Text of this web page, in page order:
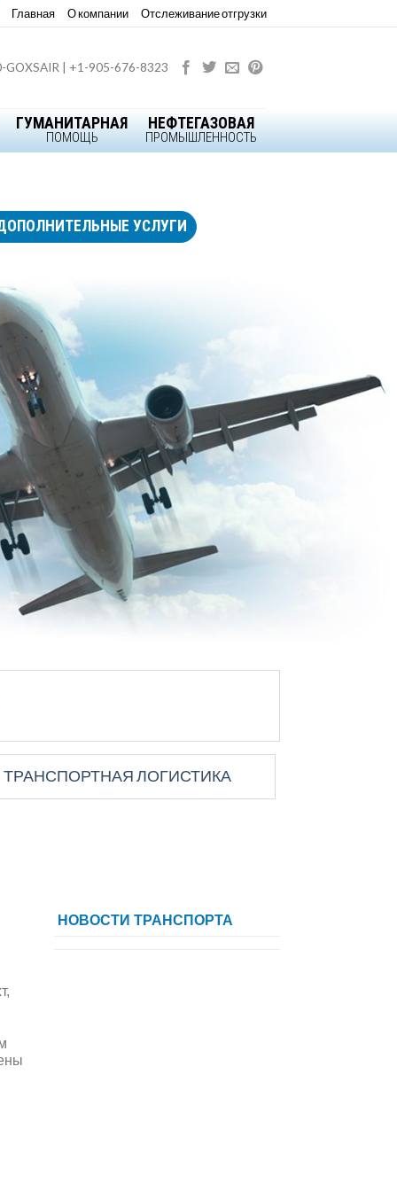
Главная О компании Отслеживание отгрузки
GOXSAIR | +1-905-676-8323
ГУМАНИТАРНАЯ
ПОМОЩЬ
НЕФТЕГАЗОВАЯ
ПРОМЫШЛЕННОСТЬ
УСЛУГИ
ТРАНСПОРТНАЯ ЛОГИСТИКА
НОВОСТИ ТРАНСПОРТА